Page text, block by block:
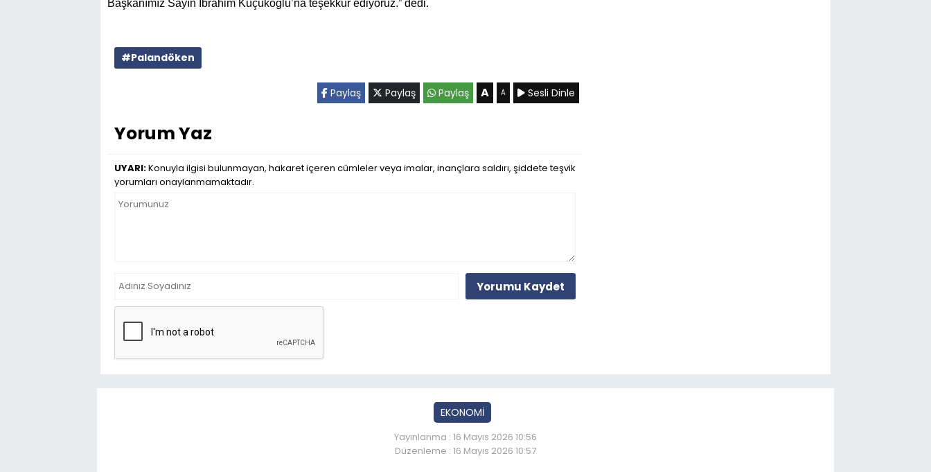
Başkanımız Sayın İbrahim Küçükoğlu’na teşekkür ediyoruz.” dedi.
#Palandöken
Paylaş Paylaş Paylaş A A Sesli Dinle
Yorum Yaz
UYARI:Konuyla ilgisi bulunmayan, hakaret içeren cümleler veya imalar, inançlara saldırı, şiddete teşvik
yorumları onaylanmamaktadır.
Yorumu Kaydet
EKONOMİ
Yayınlanma : 16 Mayıs 2026 10:56
Düzenleme : 16 Mayıs 2026 10:57